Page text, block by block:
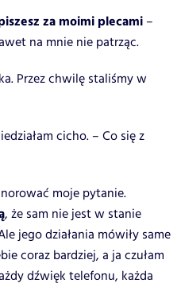
za moimi plecami –
na mnie nie patrząc.
Przez chwilę staliśmy w
cicho. – Co się z
moje pytanie.
, że sam nie jest w stanie
jego działania mówiły same
coraz bardziej, a ja czułam
dźwięk telefonu, każda